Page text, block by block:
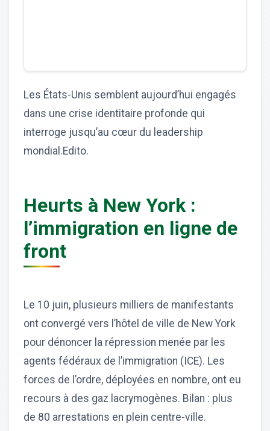
Les États-Unis semblent aujourd’hui engagés
dans une crise identitaire profonde qui
interroge jusqu’au cœur du leadership
mondial.Edito.
Heurts à New York :
l’immigration en ligne de
front
Le 10 juin, plusieurs milliers de manifestants
ont convergé vers l’hôtel de ville de New York
pour dénoncer la répression menée par les
agents fédéraux de l’immigration (ICE). Les
forces de l’ordre, déployées en nombre, ont eu
recours à des gaz lacrymogènes. Bilan : plus
de 80 arrestations en plein centre-ville.